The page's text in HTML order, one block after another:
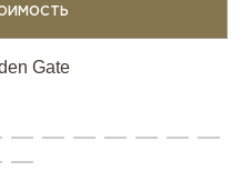
Gate